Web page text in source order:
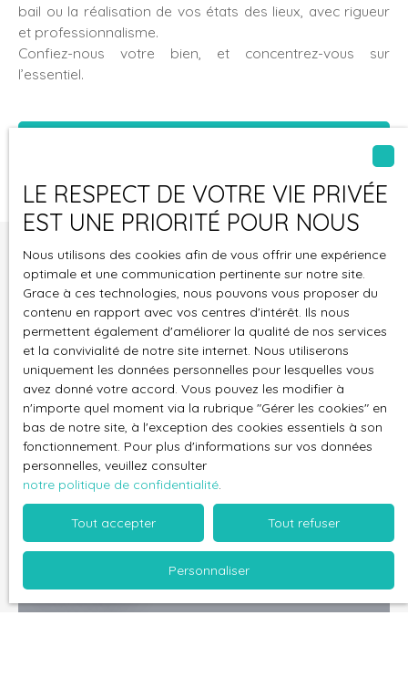
bail ou la réalisation de vos états des lieux, avec rigueur
et professionnalisme.
Confiez-nous votre bien, et concentrez-vous sur
l’essentiel.
Pour nous joindre : contact@pourvousloger.com ou
Vous avez un projet immobilier....
vente, achat, location, mise en
location ou en gestion
Nos biens
en vente
LE RESPECT DE VOTRE VIE PRIVÉE
EST UNE PRIORITÉ POUR NOUS
Nous utilisons des cookies afin de vous offrir une expérience
optimale et une communication pertinente sur notre site.
Grace à ces technologies, nous pouvons vous proposer du
contenu en rapport avec vos centres d'intérêt. Ils nous
permettent également d'améliorer la qualité de nos services
et la convivialité de notre site internet. Nous utiliserons
uniquement les données personnelles pour lesquelles vous
avez donné votre accord. Vous pouvez les modifier à
n'importe quel moment via la rubrique ″Gérer les cookies″ en
bas de notre site, à l'exception des cookies essentiels à son
fonctionnement. Pour plus d'informations sur vos données
personnelles, veuillez consulter
notre politique de confidentialité.
Tout accepter Tout refuser
Personnaliser